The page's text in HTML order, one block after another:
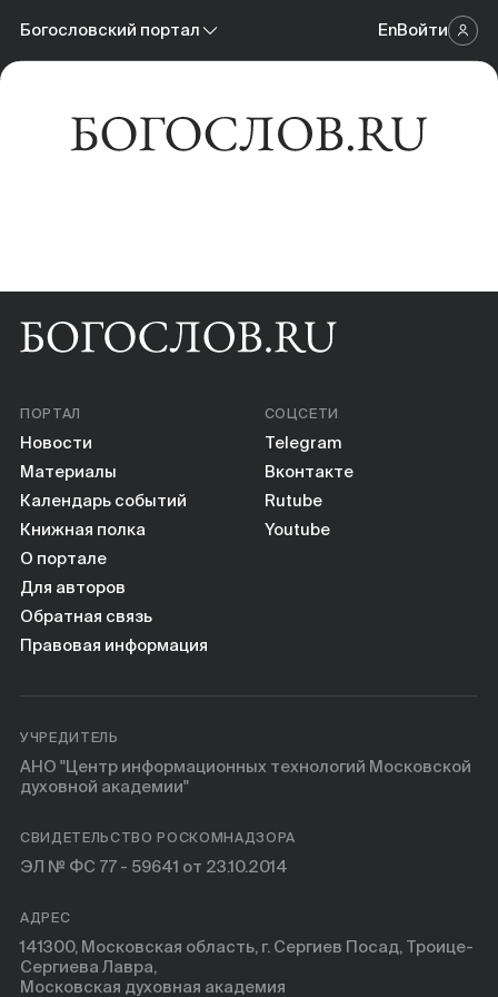
Богословский портал
Богословский портал
EnВойти
Новости
Научные инструменты
ПОРТАЛ
Новости
Материалы
Календарь событий
Книжная полка
О портале
Для авторов
Обратная связь
Правовая информация
СОЦСЕТИ
Telegram
Вконтакте
Rutube
Youtube
УЧРЕДИТЕЛЬ
АНО "Центр информационных технологий Московской
духовной академии"
СВИДЕТЕЛЬСТВО РОСКОМНАДЗОРА
ЭЛ № ФС 77 - 59641 от 23.10.2014
АДРЕС
141300, Московская область, г. Сергиев Посад, Троице-
Сергиева Лавра,
Московская духовная академия